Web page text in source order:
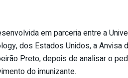
em parceria entre a
dos Estados Unidos, a Anvisa
Preto, depois de analisar o
do imunizante.